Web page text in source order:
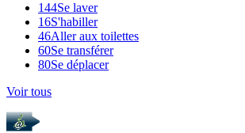
144Se laver
16S'habiller
46Aller aux toilettes
60Se transférer
80Se déplacer
Voir tous